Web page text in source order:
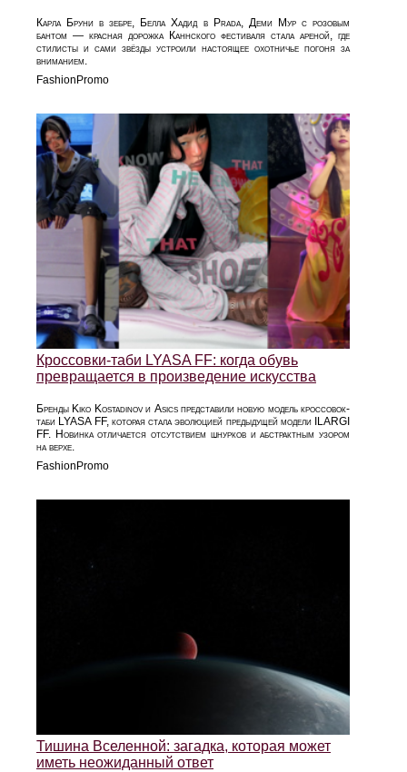
Карла Бруни в зебре, Белла Хадид в Prada, Деми Мур с розовым
бантом — красная дорожка Каннского фестиваля стала ареной, где
стилисты и сами звёзды устроили настоящее охотничье погоня за
вниманием.
FashionPromo
Кроссовки-таби LYASA FF: когда обувь
превращается в произведение искусства
Бренды Kiko Kostadinov и Asics представили новую модель кроссовок-
таби LYASA FF, которая стала эволюцией предыдущей модели ILARGI
FF. Новинка отличается отсутствием шнурков и абстрактным узором
на верхе.
FashionPromo
Тишина Вселенной: загадка, которая может
иметь неожиданный ответ